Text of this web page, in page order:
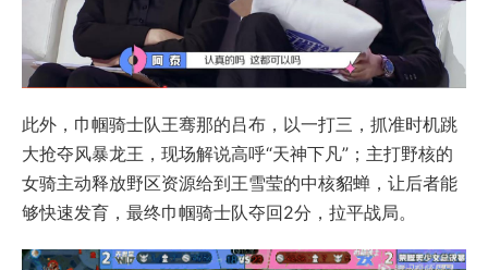
此外，巾帼骑士队王骞那的吕布，以一打三，抓准时机跳
大抢夺风暴龙王，现场解说高呼“天神下凡”；主打野核的
女骑主动释放野区资源给到王雪莹的中核貂蝉，让后者能
够快速发育，最终巾帼骑士队夺回2分，拉平战局。